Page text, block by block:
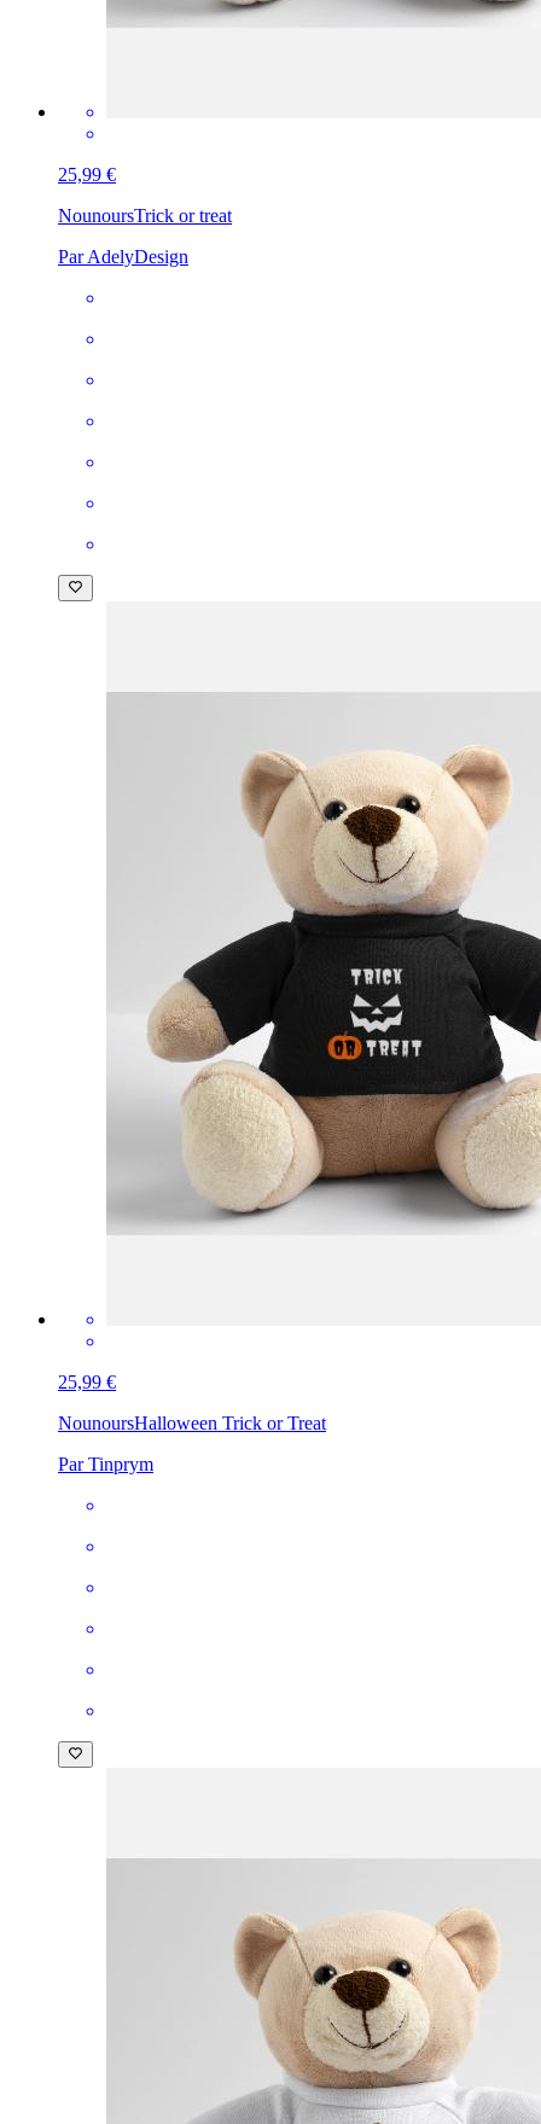
25,99 €
NounoursTrick or treat
Par AdelyDesign
25,99 €
NounoursHalloween Trick or Treat
Par Tinprym